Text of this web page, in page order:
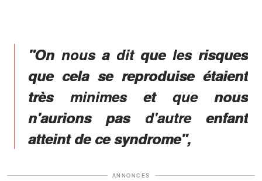
"On nous a dit que les risques
que cela se reproduise étaient
très minimes et que nous
n'aurions pas d'autre enfant
atteint de ce syndrome",
ANNONCES